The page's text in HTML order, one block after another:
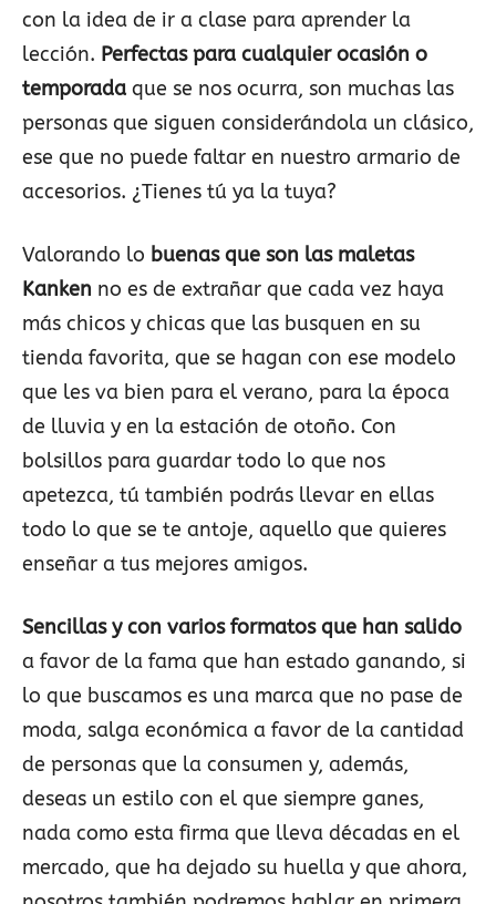
con la idea de ir a clase para aprender la
lección. Perfectas para cualquier ocasión o
temporada que se nos ocurra, son muchas las
personas que siguen considerándola un clásico,
ese que no puede faltar en nuestro armario de
accesorios. ¿Tienes tú ya la tuya?
Valorando lo buenas que son las maletas
Kanken no es de extrañar que cada vez haya
más chicos y chicas que las busquen en su
tienda favorita, que se hagan con ese modelo
que les va bien para el verano, para la época
de lluvia y en la estación de otoño. Con
bolsillos para guardar todo lo que nos
apetezca, tú también podrás llevar en ellas
todo lo que se te antoje, aquello que quieres
enseñar a tus mejores amigos.
Sencillas y con varios formatos que han salido
a favor de la fama que han estado ganando, si
lo que buscamos es una marca que no pase de
moda, salga económica a favor de la cantidad
de personas que la consumen y, además,
deseas un estilo con el que siempre ganes,
nada como esta firma que lleva décadas en el
mercado, que ha dejado su huella y que ahora,